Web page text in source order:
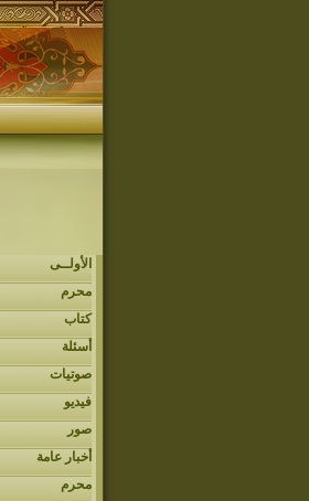
الأولــى
محرم
كتاب
أسئلة
صوتيات
فيديو
صور
أخبار عامة
محرم